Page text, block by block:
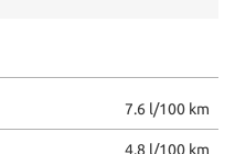
7.6 l/100 km
4.8 l/100 km